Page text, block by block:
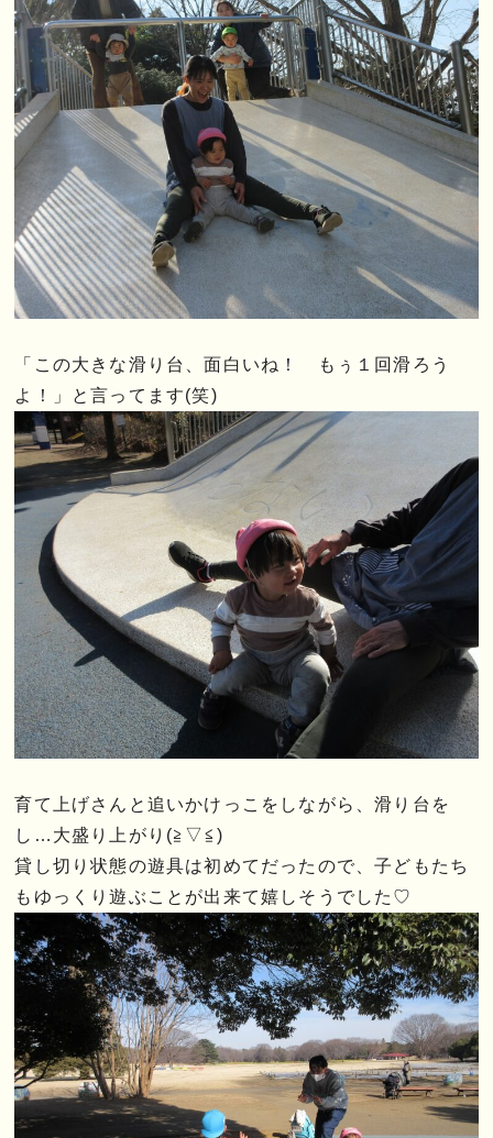
「この大きな滑り台、面白いね！ もぅ１回滑ろう
よ！」と言ってます(笑)
育て上げさんと追いかけっこをしながら、滑り台を
し…大盛り上がり(≧▽≦)
貸し切り状態の遊具は初めてだったので、子どもたち
もゆっくり遊ぶことが出来て嬉しそうでした♡